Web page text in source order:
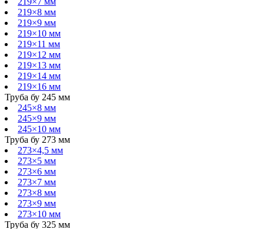
219×8 мм
219×9 мм
219×10 мм
219×11 мм
219×12 мм
219×13 мм
219×14 мм
219×16 мм
Труба бу 245 мм
245×8 мм
245×9 мм
245×10 мм
Труба бу 273 мм
273×4,5 мм
273×5 мм
273×6 мм
273×7 мм
273×8 мм
273×9 мм
273×10 мм
Труба бу 325 мм